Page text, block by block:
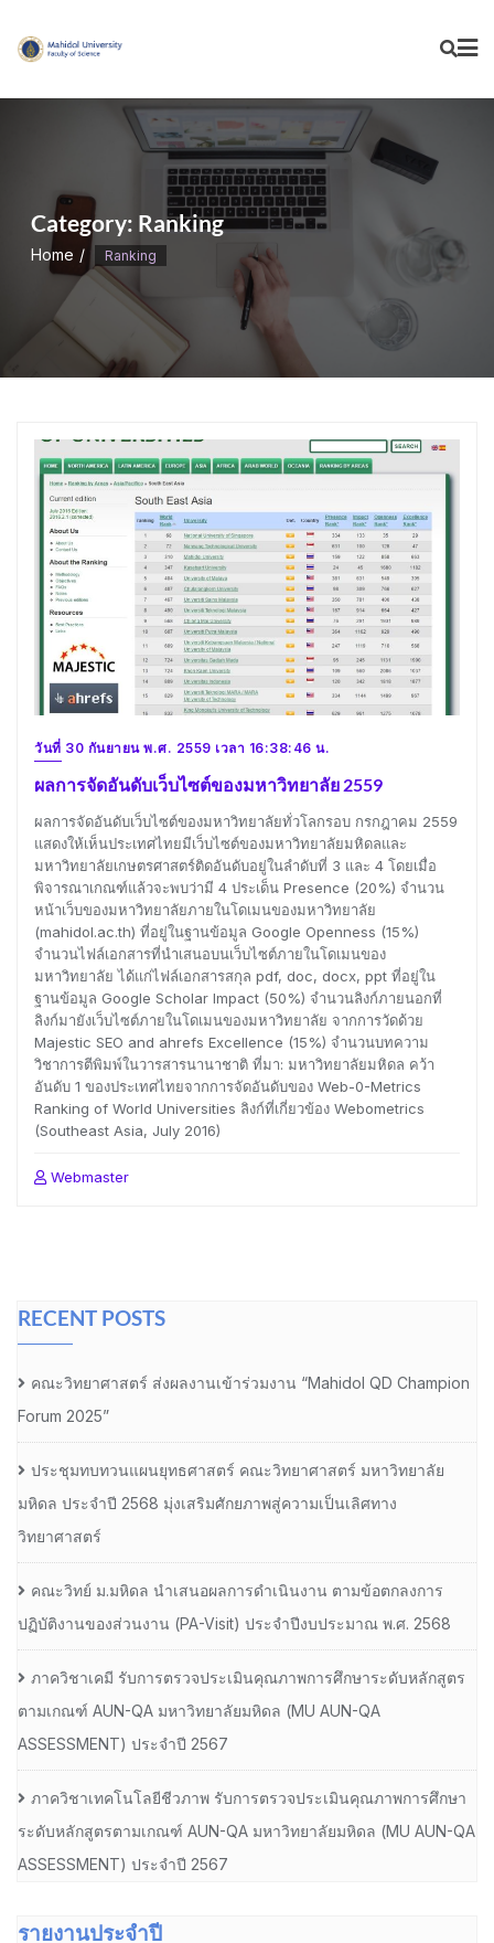
content
Category: Ranking
Home Ranking
วันที่ 30 กันยายน พ.ศ. 2559 เวลา 16:38:46 น.
ผลการจัดอันดับเว็บไซต์ของมหาวิทยาลัย 2559
ผลการจัดอันดับเว็บไซต์ของมหาวิทยาลัยทั่วโลกรอบ กรกฎาคม 2559
แสดงให้เห็นประเทศไทยมีเว็บไซต์ของมหาวิทยาลัยมหิดลและ
มหาวิทยาลัยเกษตรศาสตร์ติดอันดับอยู่ในลำดับที่ 3 และ 4 โดยเมื่อ
พิจารณาเกณฑ์แล้วจะพบว่ามี 4 ประเด็น Presence (20%) จำนวน
หน้าเว็บของมหาวิทยาลัยภายในโดเมนของมหาวิทยาลัย
(mahidol.ac.th) ที่อยู่ในฐานข้อมูล Google Openness (15%)
จำนวนไฟล์เอกสารที่นำเสนอบนเว็บไซต์ภายในโดเมนของ
มหาวิทยาลัย ได้แก่ไฟล์เอกสารสกุล pdf, doc, docx, ppt ที่อยู่ใน
ฐานข้อมูล Google Scholar Impact (50%) จำนวนลิงก์ภายนอกที่
ลิงก์มายังเว็บไซต์ภายในโดเมนของมหาวิทยาลัย จากการวัดด้วย
Majestic SEO and ahrefs Excellence (15%) จำนวนบทความ
วิชาการตีพิมพ์ในวารสารนานาชาติ ที่มา: มหาวิทยาลัยมหิดล คว้า
อันดับ 1 ของประเทศไทยจากการจัดอันดับของ Web-0-Metrics
Ranking of World Universities ลิงก์ที่เกี่ยวข้อง Webometrics
(Southeast Asia, July 2016)
Webmaster
RECENT POSTS
คณะวิทยาศาสตร์ ส่งผลงานเข้าร่วมงาน “Mahidol QD Champion
Forum 2025”
ประชุมทบทวนแผนยุทธศาสตร์ คณะวิทยาศาสตร์ มหาวิทยาลัย
มหิดล ประจำปี 2568 มุ่งเสริมศักยภาพสู่ความเป็นเลิศทาง
วิทยาศาสตร์
คณะวิทย์ ม.มหิดล นำเสนอผลการดำเนินงาน ตามข้อตกลงการ
ปฏิบัติงานของส่วนงาน (PA-Visit) ประจำปีงบประมาณ พ.ศ. 2568
ภาควิชาเคมี รับการตรวจประเมินคุณภาพการศึกษาระดับหลักสูตร
ตามเกณฑ์ AUN-QA มหาวิทยาลัยมหิดล (MU AUN-QA
ASSESSMENT) ประจำปี 2567
ภาควิชาเทคโนโลยีชีวภาพ รับการตรวจประเมินคุณภาพการศึกษา
ระดับหลักสูตรตามเกณฑ์ AUN-QA มหาวิทยาลัยมหิดล (MU AUN-QA
ASSESSMENT) ประจำปี 2567
รายงานประจำปี